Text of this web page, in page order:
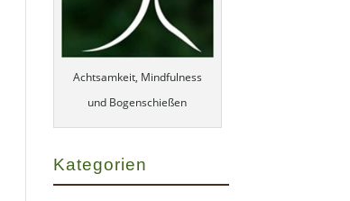
Achtsamkeit, Mindfulness
und Bogenschießen
Kategorien